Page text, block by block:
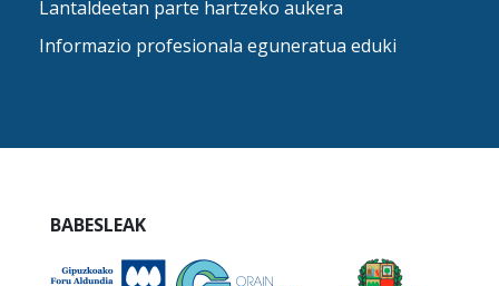
Lantaldeetan parte hartzeko aukera
Informazio profesionala eguneratua eduki
BABESLEAK